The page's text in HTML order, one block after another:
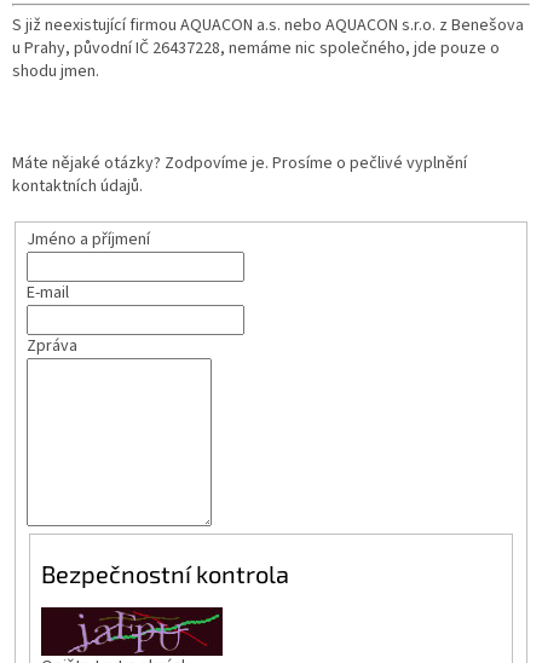
S již neexistující firmou AQUACON a.s. nebo AQUACON s.r.o. z Benešova
u Prahy, původní IČ 26437228, nemáme nic společného, jde pouze o
shodu jmen.
Máte nějaké otázky? Zodpovíme je. Prosíme o pečlivé vyplnění
kontaktních údajů.
Jméno a příjmení
E-mail
Zpráva
Bezpečnostní kontrola